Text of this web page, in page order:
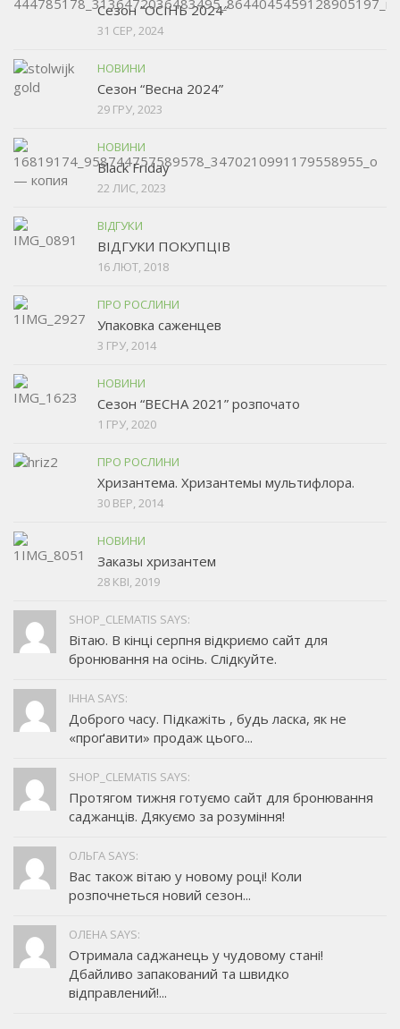
Сезон ”ОСІНЬ 2024″
31 СЕР, 2024
НОВИНИ
Сезон “Весна 2024”
29 ГРУ, 2023
НОВИНИ
Black Friday
22 ЛИС, 2023
ВІДГУКИ
ВІДГУКИ ПОКУПЦІВ
16 ЛЮТ, 2018
ПРО РОСЛИНИ
Упаковка саженцев
3 ГРУ, 2014
НОВИНИ
Сезон “ВЕСНА 2021” розпочато
1 ГРУ, 2020
ПРО РОСЛИНИ
Хризантема. Хризантемы мультифлора.
30 ВЕР, 2014
НОВИНИ
Заказы хризантем
28 КВІ, 2019
SHOP_CLEMATIS SAYS:
Вітаю. В кінці серпня відкриємо сайт для
бронювання на осінь. Слідкуйте.
ІННА SAYS:
Доброго часу. Підкажіть , будь ласка, як не
«проґавити» продаж цього...
SHOP_CLEMATIS SAYS:
Протягом тижня готуємо сайт для бронювання
саджанців. Дякуємо за розуміння!
ОЛЬГА SAYS:
Вас також вітаю у новому році! Коли
розпочнеться новий сезон...
ОЛЕНА SAYS:
Отримала саджанець у чудовому стані!
Дбайливо запакований та швидко
відправлений!...